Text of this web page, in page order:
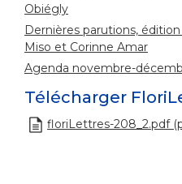
Obiégly
Dernières parutions,
Miso et Corinne Amar
Agenda novembre-
Télécharger
floriLettres-208_2.pdf